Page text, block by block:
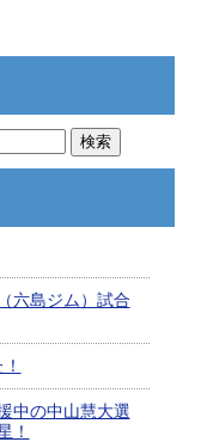
六島ジム）試合
中の中山慧大選
！